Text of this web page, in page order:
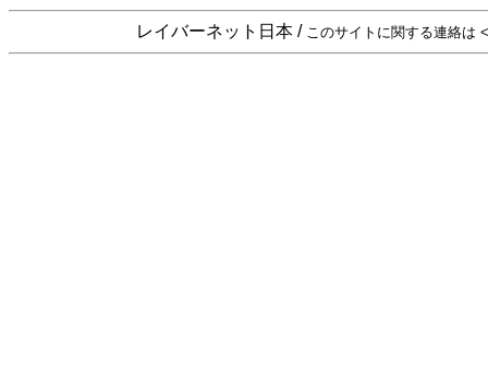
レイバーネット日本 / このサイトに関する連絡は